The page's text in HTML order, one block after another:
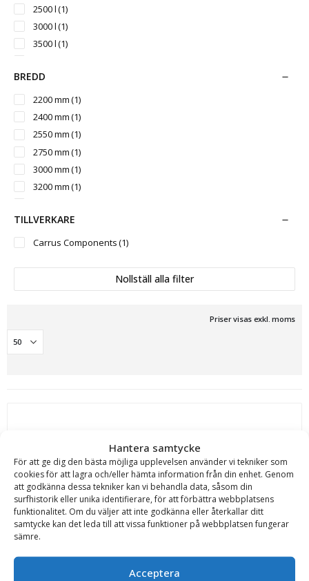
Hantera samtycke
För att ge dig den bästa möjliga upplevelsen använder vi tekniker som
cookies för att lagra och/eller hämta information från din enhet. Genom
att godkänna dessa tekniker kan vi behandla data, såsom din
surfhistorik eller unika identifierare, för att förbättra webbplatsens
funktionalitet. Om du väljer att inte godkänna eller återkallar ditt
samtycke kan det leda till att vissa funktioner på webbplatsen fungerar
sämre.
Acceptera
2500 l(1)
3000 l(1)
3500 l(1)
5000 l
6000 l(1)
7000 l(1)
8000 l(1)
9000 l(1)
10000 l(1)
BREDD
2200 mm(1)
2400 mm(1)
2550 mm(1)
2750 mm(1)
3000 mm(1)
3200 mm(1)
TILLVERKARE
Carrus Components(1)
Nollställ alla filter
Priser visas exkl. moms
Carrus Components
Högtippande mediumskopa för hjullastare, volym
1500-10 000 liter
Fäste:Stora BM - Stor-Stora BM
Volym (l):
Bredd (mm):2200 mm - 3400 mm
1400 kg/m3